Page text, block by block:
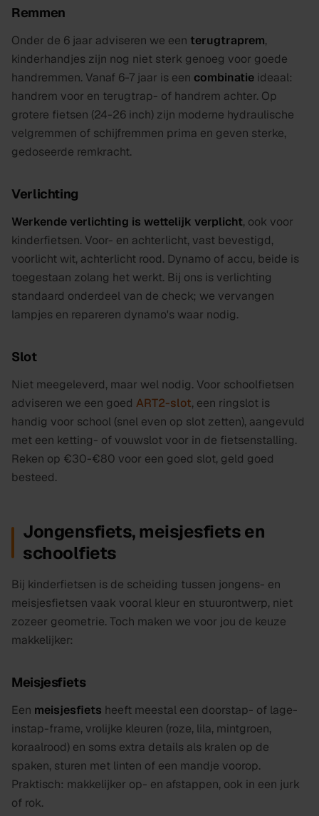
Remmen
Onder de 6 jaar adviseren we een terugtraprem,
kinderhandjes zijn nog niet sterk genoeg voor goede
handremmen. Vanaf 6-7 jaar is een combinatie ideaal:
handrem voor en terugtrap- of handrem achter. Op
grotere fietsen (24-26 inch) zijn moderne hydraulische
velgremmen of schijfremmen prima en geven sterke,
gedoseerde remkracht.
Verlichting
Werkende verlichting is wettelijk verplicht, ook voor
kinderfietsen. Voor- en achterlicht, vast bevestigd,
voorlicht wit, achterlicht rood. Dynamo of accu, beide is
toegestaan zolang het werkt. Bij ons is verlichting
standaard onderdeel van de check; we vervangen
lampjes en repareren dynamo's waar nodig.
Slot
Niet meegeleverd, maar wel nodig. Voor schoolfietsen
adviseren we een goed ART2-slot, een ringslot is
handig voor school (snel even op slot zetten), aangevuld
met een ketting- of vouwslot voor in de fietsenstalling.
Reken op €30-€80 voor een goed slot, geld goed
besteed.
Jongensfiets, meisjesfiets en
schoolfiets
Bij kinderfietsen is de scheiding tussen jongens- en
meisjesfietsen vaak vooral kleur en stuurontwerp, niet
zozeer geometrie. Toch maken we voor jou de keuze
makkelijker:
Meisjesfiets
Een meisjesfiets heeft meestal een doorstap- of lage-
instap-frame, vrolijke kleuren (roze, lila, mintgroen,
koraalrood) en soms extra details als kralen op de
spaken, sturen met linten of een mandje voorop.
Praktisch: makkelijker op- en afstappen, ook in een jurk
of rok.